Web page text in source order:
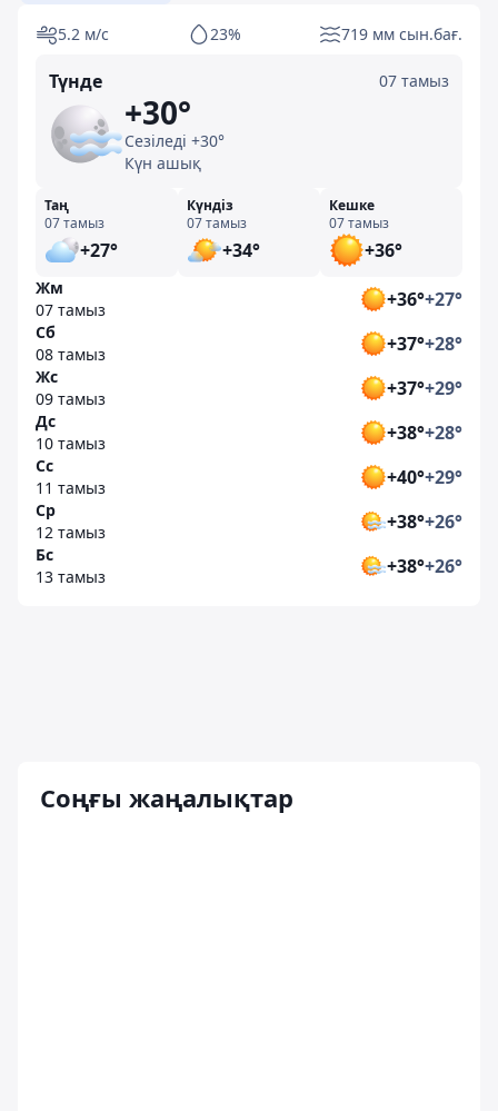
5.2 м/с 23% 719 мм сын.бағ.
Түнде 07 тамыз
+30°
Сезіледі +30°
Күн ашық
Таң
07 тамыз
+27°
Күндіз
07 тамыз
+34°
Кешке
07 тамыз
+36°
Жм
07 тамыз
+36°+27°
Сб
08 тамыз
+37°+28°
Жс
09 тамыз
+37°+29°
Дс
10 тамыз
+38°+28°
Сс
11 тамыз
+40°+29°
Ср
12 тамыз
+38°+26°
Бс
13 тамыз
+38°+26°
Соңғы жаңалықтар